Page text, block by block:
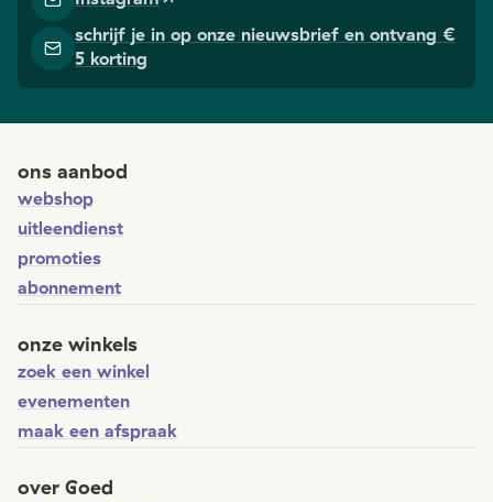
schrijf je in op onze nieuwsbrief en ontvang €
5 korting
ons aanbod
webshop
uitleendienst
promoties
abonnement
onze winkels
zoek een winkel
evenementen
maak een afspraak
over Goed